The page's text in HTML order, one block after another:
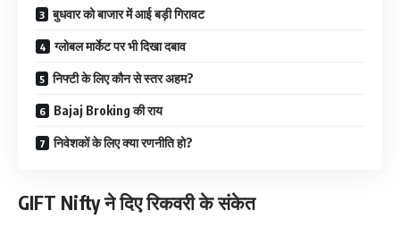
बुधवार को बाजार में आई बड़ी गिरावट
ग्लोबल मार्केट पर भी दिखा दबाव
निफ्टी के लिए कौन से स्तर अहम?
Bajaj Broking की राय
निवेशकों के लिए क्या रणनीति हो?
GIFT Nifty ने दिए रिकवरी के संकेत